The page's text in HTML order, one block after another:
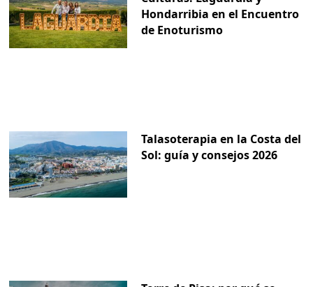
Hondarribia en el Encuentro
de Enoturismo
Talasoterapia en la Costa del
Sol: guía y consejos 2026